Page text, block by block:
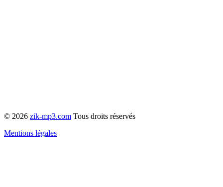
© 2026 zik-mp3.com Tous droits réservés
Mentions légales